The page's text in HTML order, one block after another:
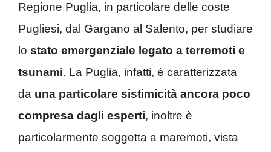
Regione Puglia, in particolare delle coste
Pugliesi, dal Gargano al Salento, per studiare
lo stato emergenziale legato a terremoti e
tsunami. La Puglia, infatti, è caratterizzata
da una particolare sistimicità ancora poco
compresa dagli esperti, inoltre è
particolarmente soggetta a maremoti, vista